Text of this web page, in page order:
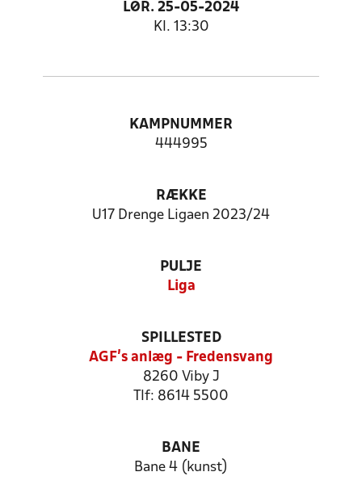
LØR. 25-05-2024
Kl. 13:30
KAMPNUMMER
444995
RÆKKE
U17 Drenge Ligaen 2023/24
PULJE
Liga
SPILLESTED
AGF's anlæg - Fredensvang
8260 Viby J
Tlf: 8614 5500
BANE
Bane 4 (kunst)